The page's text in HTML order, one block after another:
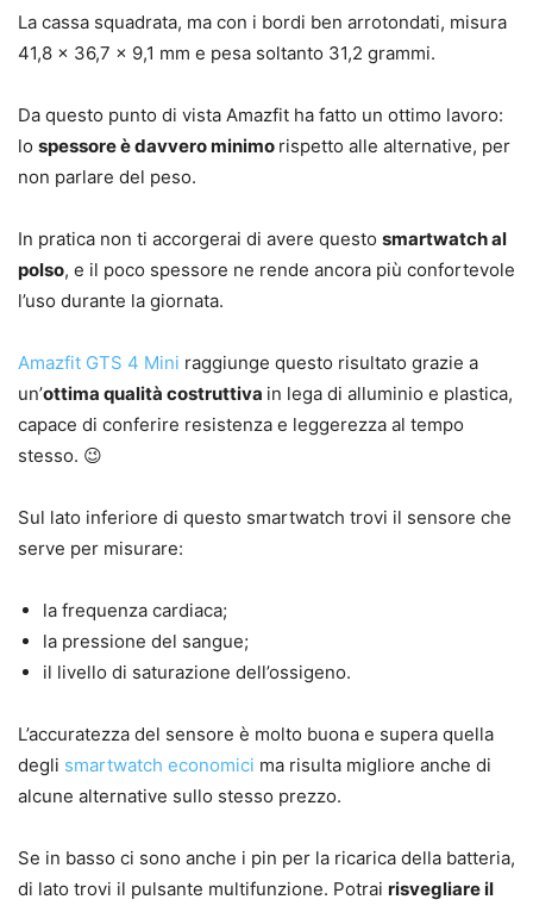
La cassa squadrata, ma con i bordi ben arrotondati, misura
41,8 x 36,7 x 9,1 mm e pesa soltanto 31,2 grammi.
Da questo punto di vista Amazfit ha fatto un ottimo lavoro:
lo spessore è davvero minimo rispetto alle alternative, per
non parlare del peso.
In pratica non ti accorgerai di avere questo smartwatch al
polso, e il poco spessore ne rende ancora più confortevole
l’uso durante la giornata.
Amazfit GTS 4 Mini raggiunge questo risultato grazie a
un’ottima qualità costruttiva in lega di alluminio e plastica,
capace di conferire resistenza e leggerezza al tempo
stesso. 😉
Sul lato inferiore di questo smartwatch trovi il sensore che
serve per misurare:
la frequenza cardiaca;
la pressione del sangue;
il livello di saturazione dell’ossigeno.
L’accuratezza del sensore è molto buona e supera quella
degli smartwatch economici ma risulta migliore anche di
alcune alternative sullo stesso prezzo.
Se in basso ci sono anche i pin per la ricarica della batteria,
di lato trovi il pulsante multifunzione. Potrai risvegliare il